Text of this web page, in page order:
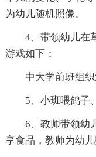
为幼儿随机照像。
4、带领幼儿在
游戏如下：
中大学前班组
5、小班喂鸽子
6、教师带领幼
享食品，教师为幼儿